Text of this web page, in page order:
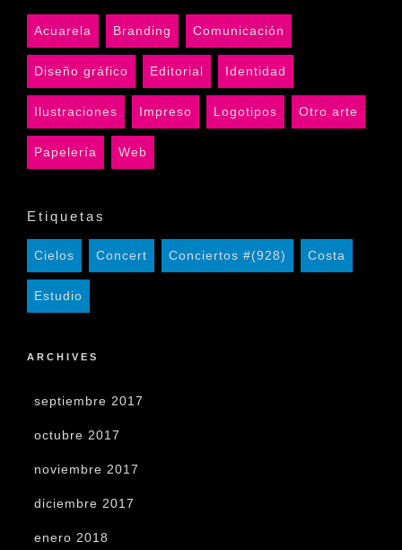
Acuarela Branding Comunicación
Diseño gráfico Editorial Identidad
Ilustraciones Impreso Logotipos Otro arte
Papelería Web
Etiquetas
Cielos Concert Conciertos #(928) Costa
Estudio
ARCHIVES
septiembre 2017
octubre 2017
noviembre 2017
diciembre 2017
enero 2018